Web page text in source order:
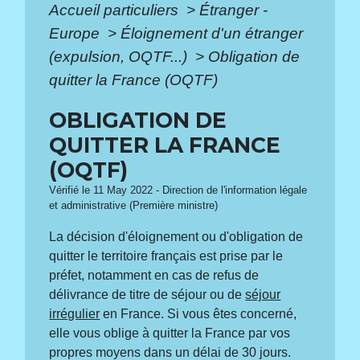
Accueil particuliers > Étranger -
Europe > Éloignement d'un étranger
(expulsion, OQTF...) > Obligation de
quitter la France (OQTF)
OBLIGATION DE
QUITTER LA FRANCE
(OQTF)
Vérifié le 11 May 2022 - Direction de l'information légale
et administrative (Première ministre)
La décision d'éloignement ou d'obligation de
quitter le territoire français est prise par le
préfet, notamment en cas de refus de
délivrance de titre de séjour ou deséjour
irrégulier en France. Si vous êtes concerné,
elle vous oblige à quitter la France par vos
propres moyens dans un délai de 30 jours.